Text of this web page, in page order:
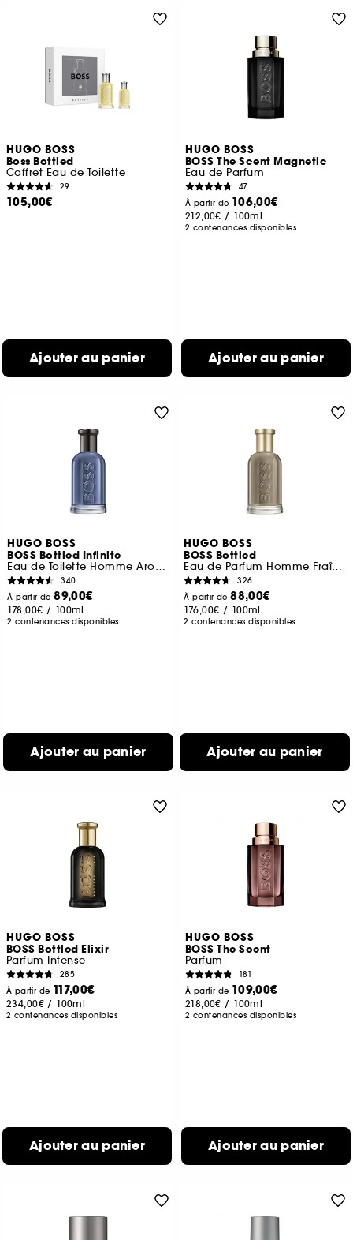
HUGO BOSS
Boss Bottled
Coffret Eau de Toilette
29
105,00€
Ajouter au panier
HUGO BOSS
BOSS The Scent Magnetic
Eau de Parfum
47
À partir de 106,00€
212,00€ / 100ml
2 contenances disponibles
Ajouter au panier
HUGO BOSS
BOSS Bottled Infinite
Eau de Toilette Homme Aromatique et Fruitée
340
À partir de89,00€
178,00€ / 100ml
2 contenances disponibles
Ajouter au panier
HUGO BOSS
BOSS Bottled
Eau de Parfum Homme Fraîche et Épicée
326
À partir de88,00€
176,00€ / 100ml
2 contenances disponibles
Ajouter au panier
HUGO BOSS
BOSS Bottled Elixir
Parfum Intense
285
À partir de 117,00€
234,00€ / 100ml
2 contenances disponibles
Ajouter au panier
HUGO BOSS
BOSS The Scent
Parfum
181
À partir de 109,00€
218,00€ / 100ml
2 contenances disponibles
Ajouter au panier